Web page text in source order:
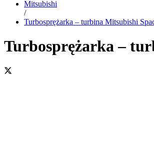
Mitsubishi
/
Turbosprężarka – turbina Mitsubishi
Turbosprężarka –